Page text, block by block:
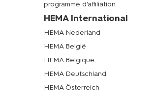
programme d'affiliation
HEMA International
HEMA Nederland
HEMA België
HEMA Belgique
HEMA Deutschland
HEMA Österreich